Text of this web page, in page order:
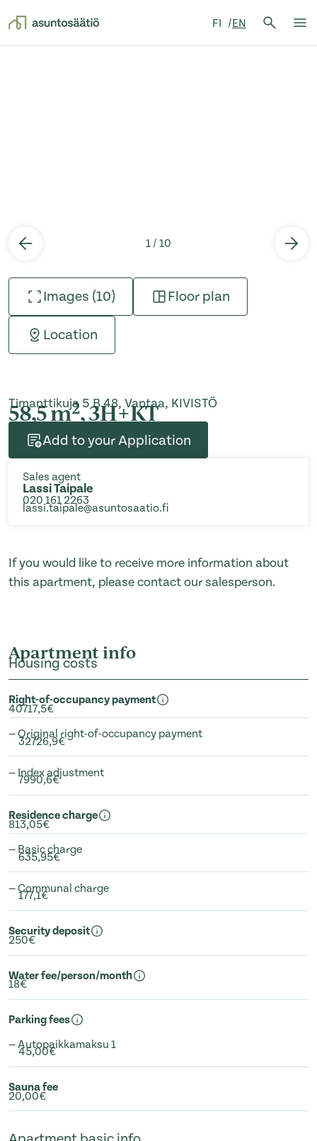
FI EN
Search
1 / 10
Images (10) Floor plan
Location
Timanttikuja 5 B 48, Vantaa, KIVISTÖ
58,5 m2, 3H+KT
Add to your Application
Sales agent
Lassi Taipale
020 161 2263
lassi.taipale@asuntosaatio.fi
If you would like to receive more information about
this apartment, please contact our salesperson.
Apartment info
Housing costs
Right-of-occupancy payment
40717,5€
— Original right-of-occupancy payment
32726,9€
— Index adjustment
7990,6€
Residence charge
813,05€
— Basic charge
635,95€
— Communal charge
177,1€
Security deposit
250€
Water fee/person/month
18€
Parking fees
— Autopaikkamaksu 1
45,00€
Sauna fee
20,00€